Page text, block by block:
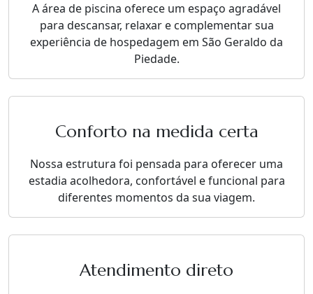
A área de piscina oferece um espaço agradável
para descansar, relaxar e complementar sua
experiência de hospedagem em São Geraldo da
Piedade.
Conforto na medida certa
Nossa estrutura foi pensada para oferecer uma
estadia acolhedora, confortável e funcional para
diferentes momentos da sua viagem.
Atendimento direto